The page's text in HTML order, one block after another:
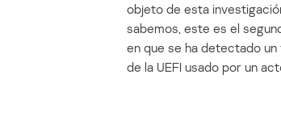
objeto de esta
sabemos, este es el
en que se ha detectado
de la UEFI usado por un